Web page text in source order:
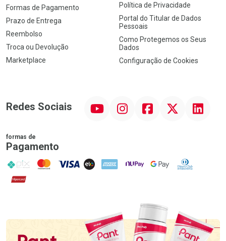
Formas de Pagamento
Prazo de Entrega
Reembolso
Troca ou Devolução
Marketplace
Política de Privacidade
Portal do Titular de Dados
Pessoais
Como Protegemos os Seus
Dados
Configuração de Cookies
Redes Sociais InstagramFacebookTwitter Linkedin
formas de
Pagamento
PIX MasterCard
VISA ELO AMEX NuPay Google PayDiners Club
Hipercard
Promoção em Destaque